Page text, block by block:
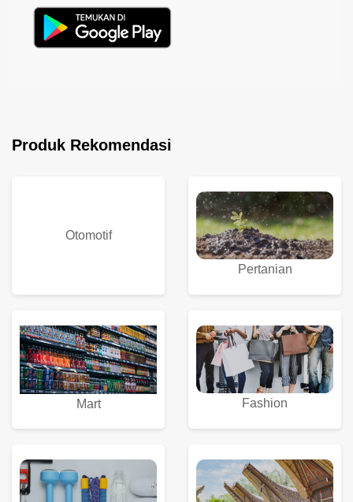
Produk Rekomendasi
Otomotif
Pertanian
Mart Fashion